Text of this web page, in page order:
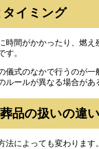
イミング
時間がかかったり、燃
す。
儀式のなかで行うのが
ルールが異なる場合が
品の扱いの違
法によっても変わりま